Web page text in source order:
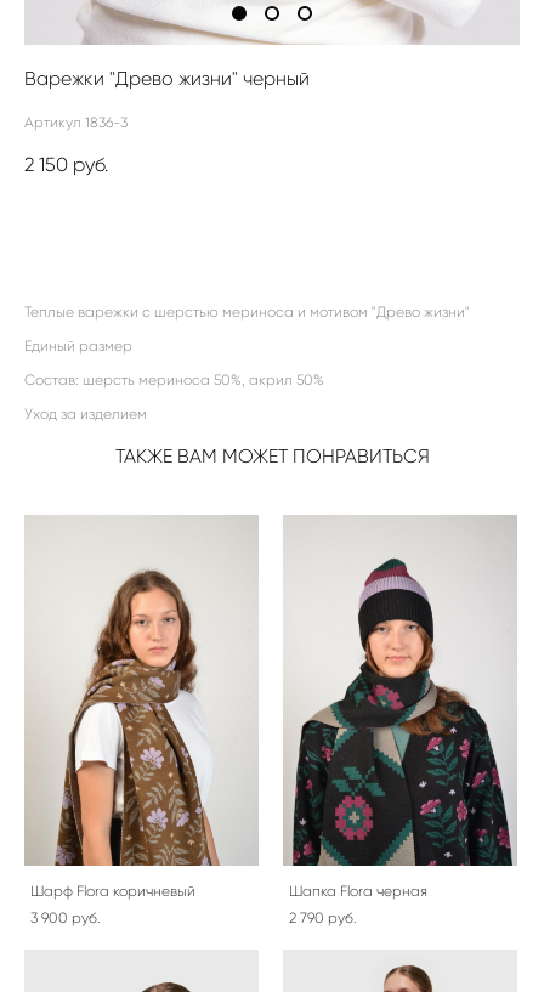
Варежки "Древо жизни" черный
Артикул 1836-3
2 150 pуб.
Теплые варежки с шерстью мериноса и мотивом "Древо жизни"
Единый размер
Состав: шерсть мериноса 50%, акрил 50%
Уход за изделием
ТАКЖЕ ВАМ МОЖЕТ ПОНРАВИТЬСЯ
Шарф Flora коричневый
3 900 pуб.
Шапка Flora черная
2 790 pуб.